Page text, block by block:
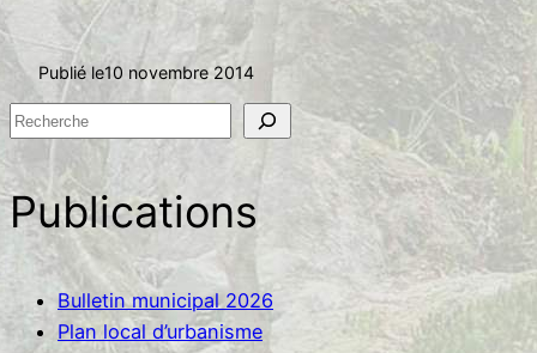
Publié le10 novembre 2014
R
c
h
h
Publications
Bulletin municipal 2026
Plan local d’urbanisme